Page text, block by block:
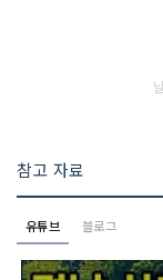
참고 자료
유튜브 블로그